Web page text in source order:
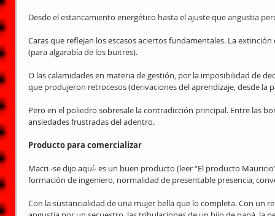
Desde el estancamiento energético hasta el ajuste que angustia
Caras que reflejan los escasos aciertos fundamentales. La
(para algarabía de los buitres).
O las calamidades en materia de gestión, por la imposibilidad de
que produjeron retrocesos (derivaciones del aprendizaje, desde la
Pero en el poliedro sobresale la contradicción principal. Entre las
ansiedades frustradas del adentro.
Producto para comercializar
Macri -se dijo aquí- es un buen producto (leer “El producto
formación de ingeniero, normalidad de presentable presencia,
Con la sustancialidad de una mujer bella que lo completa. Con un